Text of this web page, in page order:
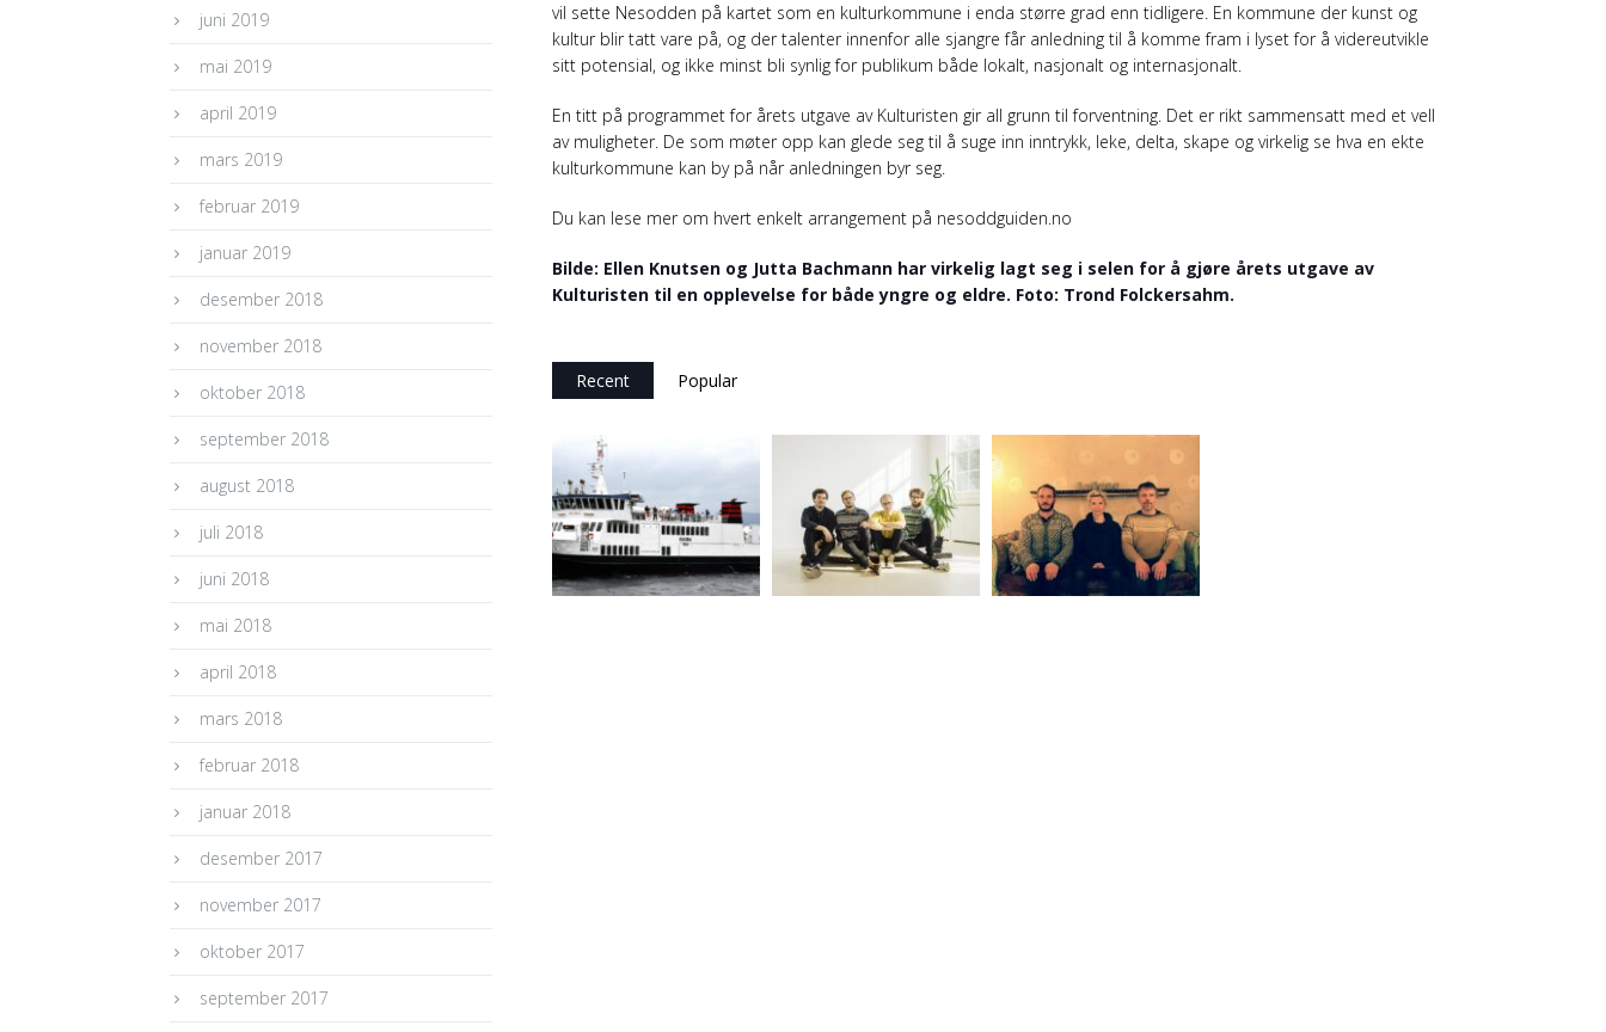
vil sette Nesodden på kartet som en kulturkommune i enda større grad enn tidligere. En kommune der kunst og
kultur blir tatt vare på, og der talenter innenfor alle sjangre får anledning til å komme fram i lyset for å videreutvikle
sitt potensial, og ikke minst bli synlig for publikum både lokalt, nasjonalt og internasjonalt.
En titt på programmet for årets utgave av Kulturisten gir all grunn til forventning. Det er rikt sammensatt med et vell
av muligheter. De som møter opp kan glede seg til å suge inn inntrykk, leke, delta, skape og virkelig se hva en ekte
kulturkommune kan by på når anledningen byr seg.
Du kan lese mer om hvert enkelt arrangement på nesoddguiden.no
Bilde: Ellen Knutsen og Jutta Bachmann har virkelig lagt seg i selen for å gjøre årets utgave av
Kulturisten til en opplevelse for både yngre og eldre. Foto: Trond Folckersahm.
Recent Popular
juni 2019
mai 2019
april 2019
mars 2019
februar 2019
januar 2019
desember 2018
november 2018
oktober 2018
september 2018
august 2018
juli 2018
juni 2018
mai 2018
april 2018
mars 2018
februar 2018
januar 2018
desember 2017
november 2017
oktober 2017
september 2017